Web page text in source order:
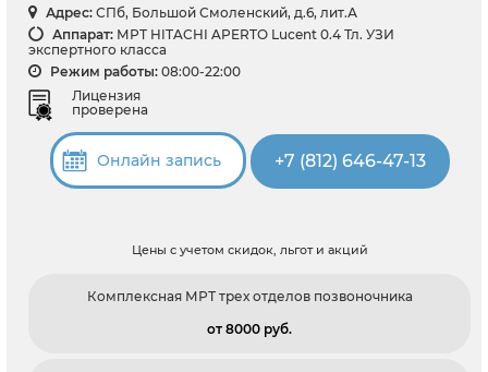
Адрес: СПб, Большой Смоленский, д.6, лит.А
Аппарат: МРТ HITACHI APERTO Lucent 0.4 Тл. УЗИ
экспертного класса
Режим работы: 08:00-22:00
Лицензия
проверена
Онлайн запись +7 (812) 646-47-13
Цены с учетом скидок, льгот и акций
Комплексная МРТ трех отделов позвоночника
от 8000 pуб.